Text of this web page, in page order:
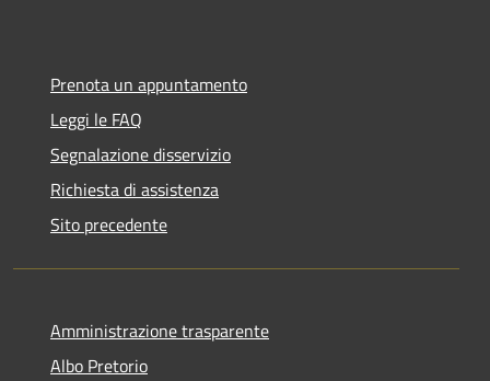
Prenota un appuntamento
Leggi le FAQ
Segnalazione disservizio
Richiesta di assistenza
Sito precedente
Amministrazione trasparente
Albo Pretorio